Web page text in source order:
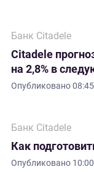
Банк Citadele
Citadele
на 2,8% в
Опубликовано
Банк Citadele
Как
Опубликовано